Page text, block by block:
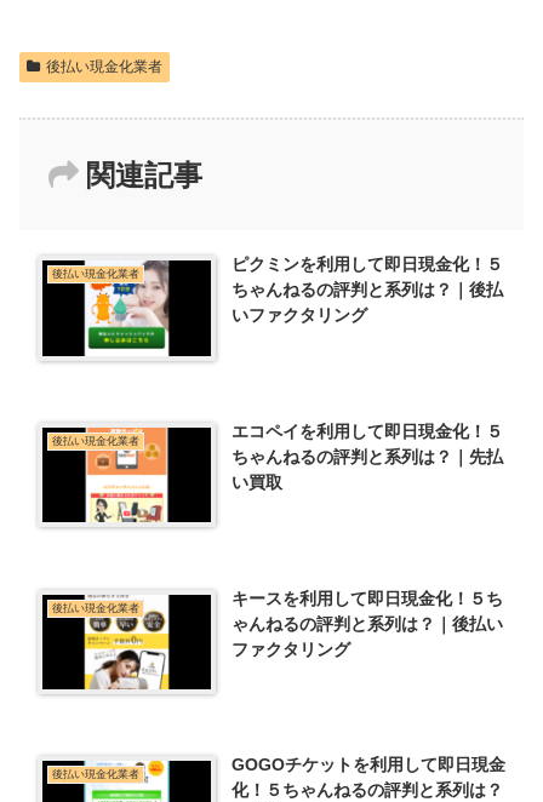
後払い現金化業者
関連記事
後払い現金化業者
ピクミンを利用して即日現金化！５
ちゃんねるの評判と系列は？｜後払
いファクタリング
後払い現金化業者
エコペイを利用して即日現金化！５
ちゃんねるの評判と系列は？｜先払
い買取
後払い現金化業者
キースを利用して即日現金化！５ち
ゃんねるの評判と系列は？｜後払い
ファクタリング
後払い現金化業者
GOGOチケットを利用して即日現金
化！５ちゃんねるの評判と系列は？